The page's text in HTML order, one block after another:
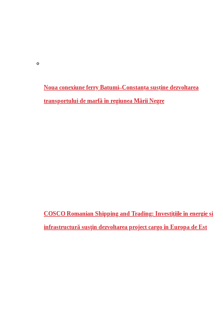
Noua conexiune ferry Batumi–Constanța susține dezvoltarea
transportului de marfă în regiunea Mării Negre
COSCO Romanian Shipping and Trading: Investiţiile în energie și
infrastructură susţin dezvoltarea project cargo în Europa de Est